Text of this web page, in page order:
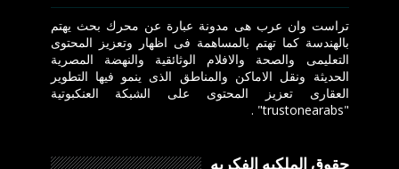
تراست وان عرب هى مدونة عبارة عن محرك بحث يهتم
بالهندسة كما تهتم بالمساهمة فى اظهار وتعزيز المحتوى
التعليمى والصحة والافلام الوثائقية والنهضة المصرية
الحديثة ونقل الاماكن والمناطق الذى ينمو فيها التطوير
العقارى تعزيز المحتوى على الشبكة العنكبوتية
"trustonearabs" .
حقوق الملكيه الفكريه